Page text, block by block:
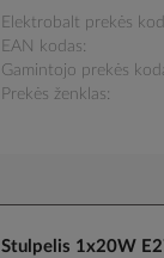
Elektrobalt prekės
EAN kodas
Gamintojo prekės
Prekės ženklas
Stulpelis 1x20W